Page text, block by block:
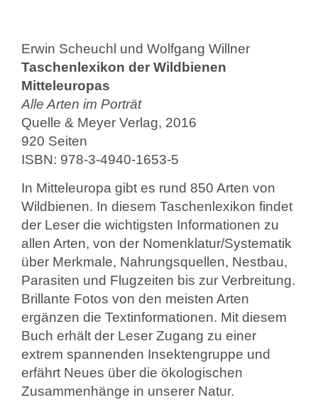
Erwin Scheuchl und Wolfgang Willner
Taschenlexikon der Wildbienen
Mitteleuropas
Alle Arten im Porträt
Quelle & Meyer Verlag, 2016
920 Seiten
ISBN: 978-3-4940-1653-5
In Mitteleuropa gibt es rund 850 Arten von
Wildbienen. In diesem Taschenlexikon findet
der Leser die wichtigsten Informationen zu
allen Arten, von der Nomenklatur/Systematik
über Merkmale, Nahrungsquellen, Nestbau,
Parasiten und Flugzeiten bis zur Verbreitung.
Brillante Fotos von den meisten Arten
ergänzen die Textinformationen. Mit diesem
Buch erhält der Leser Zugang zu einer
extrem spannenden Insektengruppe und
erfährt Neues über die ökologischen
Zusammenhänge in unserer Natur.